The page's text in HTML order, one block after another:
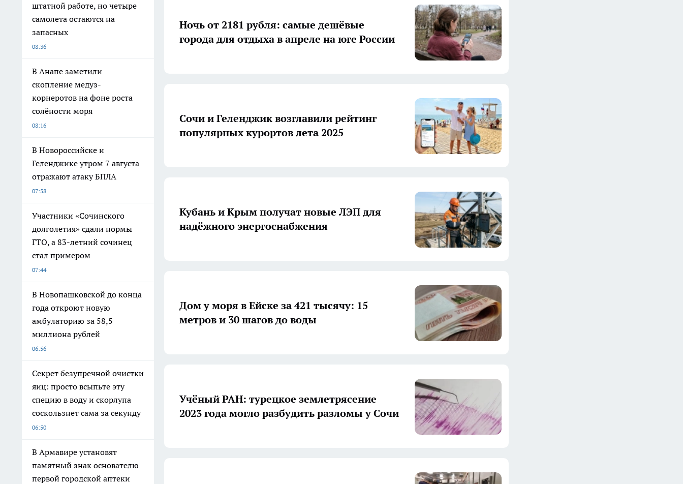
штатной работе, но четыре
самолета остаются на
запасных
08:36
В Анапе заметили
скопление медуз-
корнеротов на фоне роста
солёности моря
08:16
В Новороссийске и
Геленджике утром 7 августа
отражают атаку БПЛА
07:58
Участники «Сочинского
долголетия» сдали нормы
ГТО, а 83-летний сочинец
стал примером
07:44
В Новопашковской до конца
года откроют новую
амбулаторию за 58,5
миллиона рублей
06:56
Секрет безупречной очистки
яиц: просто всыпьте эту
специю в воду и скорлупа
соскользнет сама за секунду
06:50
В Армавире установят
памятный знак основателю
первой городской аптеки
Ночь от 2181 рубля: самые дешёвые
города для отдыха в апреле на юге России
Сочи и Геленджик возглавили рейтинг
популярных курортов лета 2025
Кубань и Крым получат новые ЛЭП для
надёжного энергоснабжения
Дом у моря в Ейске за 421 тысячу: 15
метров и 30 шагов до воды
Учёный РАН: турецкое землетрясение
2023 года могло разбудить разломы у Сочи